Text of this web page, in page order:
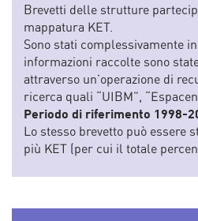
Brevetti delle strutture
mappatura KET.
Sono stati complessivamente
informazioni raccolte sono
attraverso un’operazione di
ricerca quali “UIBM”,
Periodo di riferimento 1998-
Lo stesso brevetto può essere
più KET (per cui il totale